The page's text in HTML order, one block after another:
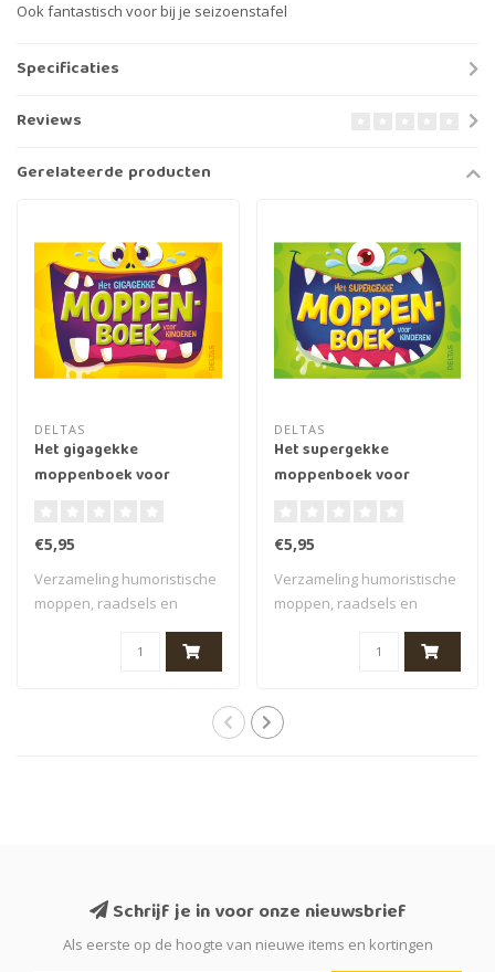
Ook fantastisch voor bij je seizoenstafel
Specificaties
Reviews
Gerelateerde producten
DELTAS
Het gigagekke
moppenboek voor
€5,95
Verzameling humoristische
moppen, raadsels en
DELTAS
Het supergekke
moppenboek voor
€5,95
Verzameling humoristische
moppen, raadsels en
Schrijf je in voor onze nieuwsbrief
Als eerste op de hoogte van nieuwe items en kortingen